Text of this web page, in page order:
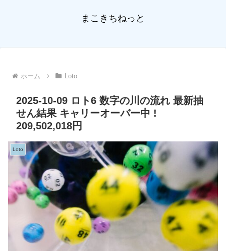
まこきちねっと
ホーム Loto
2025-10-09 ロト6 数字の川の流れ 最新抽
せん結果 キャリーオーバー中 !
209,502,018円
Loto